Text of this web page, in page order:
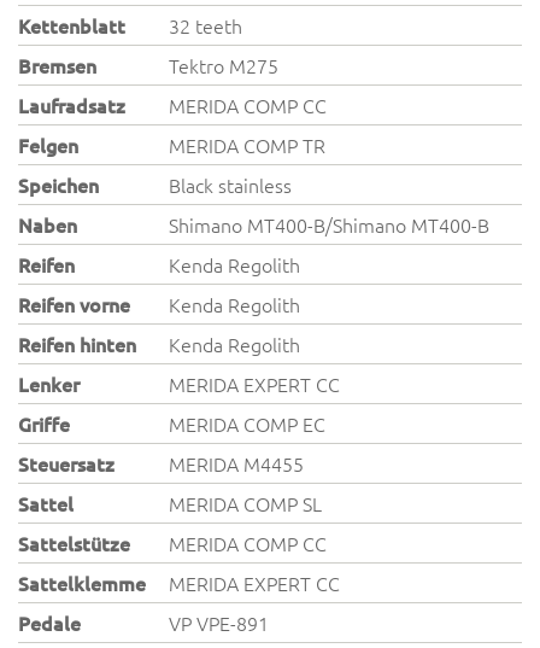
Kettenblatt
32 teeth
Bremsen
Tektro M275
Laufradsatz
MERIDA COMP CC
Felgen
MERIDA COMP TR
Speichen
Black stainless
Naben
Shimano MT400-B/Shimano MT400-B
Reifen
Kenda Regolith
Reifen vorne
Kenda Regolith
Reifen hinten
Kenda Regolith
Lenker
MERIDA EXPERT CC
Griffe
MERIDA COMP EC
Steuersatz
MERIDA M4455
Sattel
MERIDA COMP SL
Sattelstütze
MERIDA COMP CC
Sattelklemme
MERIDA EXPERT CC
Pedale
VP VPE-891